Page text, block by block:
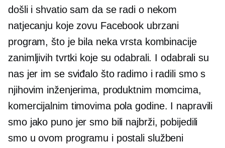
došli i shvatio sam da se radi o nekom
natjecanju koje zovu Facebook ubrzani
program, što je bila neka vrsta kombinacije
zanimljivih tvrtki koje su odabrali. I odabrali su
nas jer im se sviđalo što radimo i radili smo s
njihovim inženjerima, produktnim momcima,
komercijalnim timovima pola godine. I napravili
smo jako puno jer smo bili najbrži, pobijedili
smo u ovom programu i postali službeni